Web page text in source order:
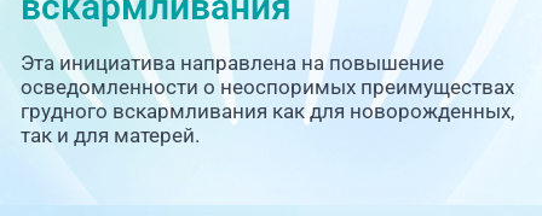
Отзывы
Адреса клиник
+7 (351) 220-00-03
Единая справочная служба,
Эта инициатива направлена на повышение
осведомленности о неоспоримых преимуществах
грудного вскармливания как для новорожденных,
так и для матерей.